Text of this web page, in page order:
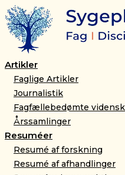
Gå
til
indholdet
Artikler
Faglige Artikler
Journalistik
Fagfællebedømte
Årssamlinger
Resuméer
Resumé af forskning
Resumé af afhandlinger